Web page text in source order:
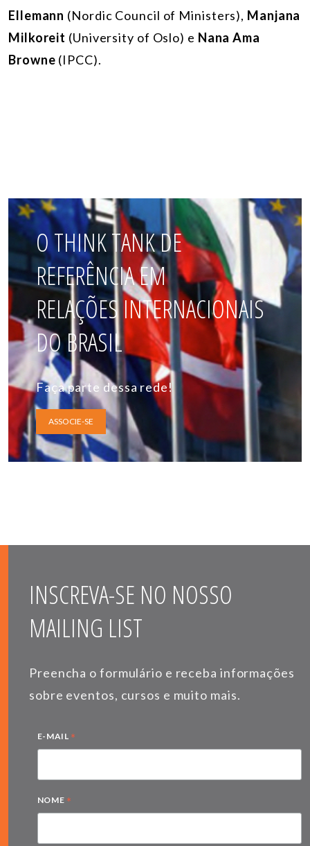
Ellemann (Nordic Council of Ministers), Manjana
Milkoreit (University of Oslo) e Nana Ama
Browne (IPCC).
O THINK TANK DE
REFERÊNCIA EM
RELAÇÕES INTERNACIONAIS
DO BRASIL
Faça parte dessa rede!
ASSOCIE-SE
INSCREVA-SE NO NOSSO
MAILING LIST
Preencha o formulário e receba informações
sobre eventos, cursos e muito mais.
E-MAIL *
NOME *